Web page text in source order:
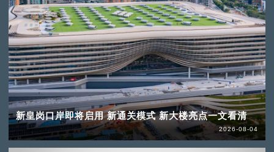
新皇岗口岸即将启用 新通关模式 新大楼亮点一文看清
2026-08-04